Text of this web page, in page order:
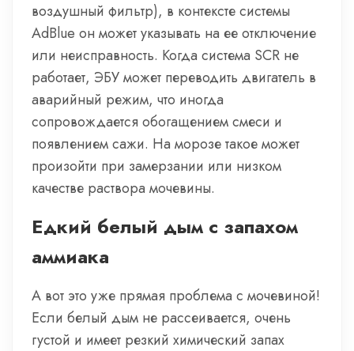
воздушный фильтр), в контексте системы
AdBlue он может указывать на ее отключение
или неисправность. Когда система SCR не
работает, ЭБУ может переводить двигатель в
аварийный режим, что иногда
сопровождается обогащением смеси и
появлением сажи. На морозе такое может
произойти при замерзании или низком
качестве раствора мочевины.
Едкий белый дым с запахом
аммиака
А вот это уже прямая проблема с мочевиной!
Если белый дым не рассеивается, очень
густой и имеет резкий химический запах